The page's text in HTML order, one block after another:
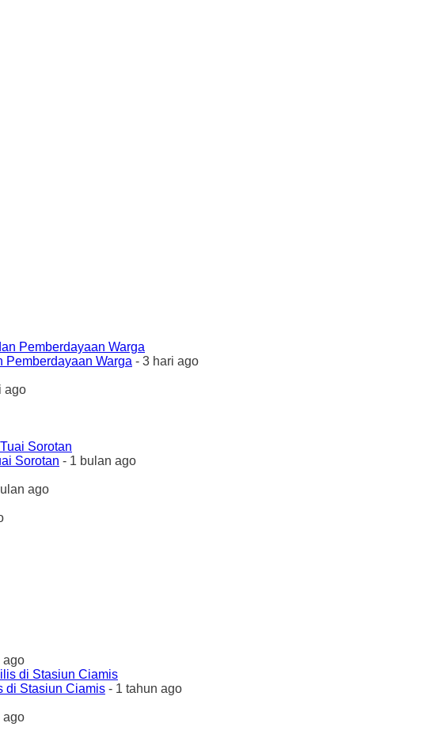
Pemberdayaan Warga - 3 hari ago
ago
Sorotan - 1 bulan ago
ago
ago
di Stasiun Ciamis - 1 tahun ago
ago